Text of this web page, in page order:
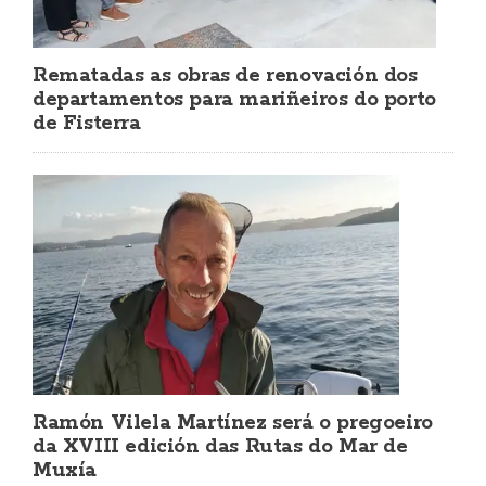
Rematadas as obras de renovación dos
departamentos para mariñeiros do porto
de Fisterra
Ramón Vilela Martínez será o pregoeiro
da XVIII edición das Rutas do Mar de
Muxía